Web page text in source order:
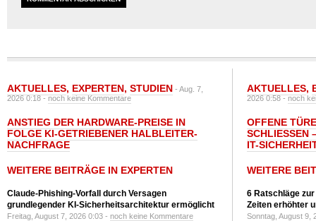
AKTUELLES, EXPERTEN, STUDIEN - Aug. 7,
2026 0:18 -noch keine Kommentare
ANSTIEG DER HARDWARE-PREISE IN
FOLGE KI-GETRIEBENER HALBLEITER-
NACHFRAGE
WEITERE BEITRÄGE IN EXPERTEN
Claude-Phishing-Vorfall durch Versagen
grundlegender KI-Sicherheitsarchitektur ermöglicht
Freitag, August 7, 2026 0:03 - noch keine Kommentare
AKTUELLES,
2026 0:58 -noch
OFFENE
SCHLIESSEN
T-
WEITERE
6 Ratschläge
Zeiten erhöhter
Sonntag, August 9,